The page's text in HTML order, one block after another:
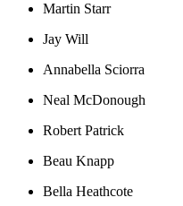
Martin Starr
Jay Will
Annabella Sciorra
Neal McDonough
Robert Patrick
Beau Knapp
Bella Heathcote